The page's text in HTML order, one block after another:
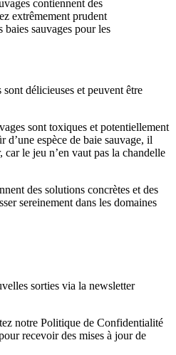
contiennent des
extrêmement prudent
sauvages pour les
délicieuses et peuvent être
sont toxiques et potentiellement
d’une espèce de baie sauvage, il
le jeu n’en vaut pas la chandelle
des solutions concrètes et des
sereinement dans les domaines
sorties via la newsletter
notre Politique de Confidentialité
recevoir des mises à jour de